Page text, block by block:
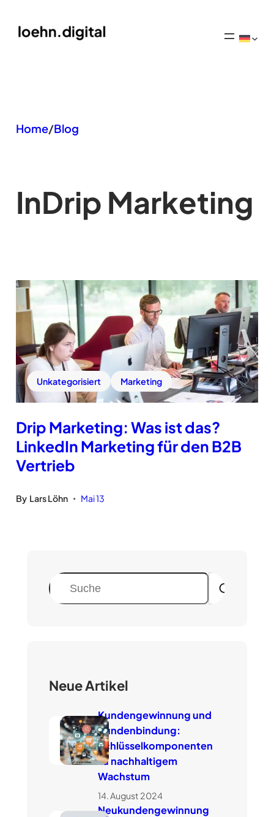
Inhalt
Home/Blog
InDrip Marketing
Unkategorisiert Marketing
Drip Marketing: Was ist das?
LinkedIn Marketing für den B2B
Vertrieb
By Lars Löhn • Mai 13
S
u
Neue Artikel
Kundengewinnung und
Kundenbindung:
Schlüsselkomponenten
zu nachhaltigem
Wachstum
14. August 2024
Neukundengewinnung